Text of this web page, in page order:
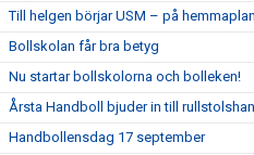
Till helgen börjar USM – på hemmaplan
Bollskolan får bra betyg
Nu startar bollskolorna och bolleken!
Årsta Handboll bjuder in till
Handbollensdag 17 september